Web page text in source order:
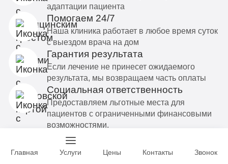
адаптации пациента
Помогаем 24/7
Наша клиника работает в любое время суток
с выездом врача на дом
Гарантия результата
Если лечение не принесет ожидаемого
результата, мы возвращаем часть оплаты
Социальная ответственность
Предоставляем льготные места для
пациентов с ограниченными финансовыми
возможностями.
Главная Услуги Цены Контакты Звонок